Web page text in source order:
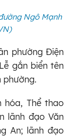
Ngô Mạnh
phường Điện
gắn biển tên
phường.
hóa, Thể thao
lãnh đạo Văn
An; lãnh đạo